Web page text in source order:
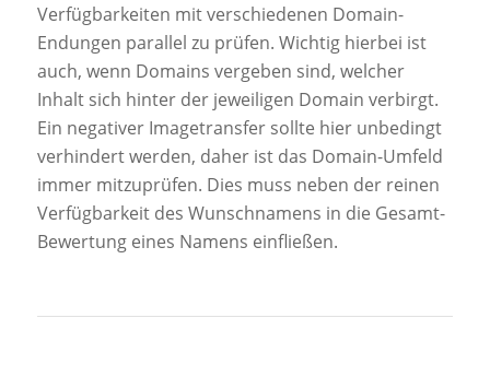
Verfügbarkeiten mit verschiedenen Domain-
Endungen parallel zu prüfen. Wichtig hierbei ist
auch, wenn Domains vergeben sind, welcher
Inhalt sich hinter der jeweiligen Domain verbirgt.
Ein negativer Imagetransfer sollte hier unbedingt
verhindert werden, daher ist das Domain-Umfeld
immer mitzuprüfen. Dies muss neben der reinen
Verfügbarkeit des Wunschnamens in die Gesamt-
Bewertung eines Namens einfließen.